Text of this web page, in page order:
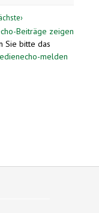
Beiträge zeigen
Sie bitte das
melden
is external)